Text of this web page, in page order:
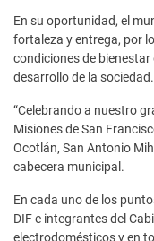
En su oportunidad, el
fortaleza y entrega, por
condiciones de bienestar
desarrollo de la sociedad.
“Celebrando a nuestro
Misiones de San
Ocotlán, San Antonio
cabecera municipal.
En cada uno de los
DIF e integrantes del
electrodomésticos y en